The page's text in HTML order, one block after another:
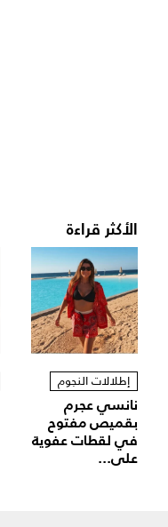
الأكثر قراءة
إطلالات النجوم
نانسي عجرم
بقميص مفتوح
في لقطات عفوية
على...